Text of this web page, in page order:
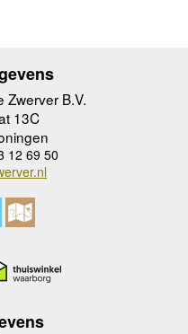
Zwerver B.V.
13C
12 69 50